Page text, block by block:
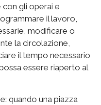
gli operai e
il lavoro,
modificare o
la circolazione,
il tempo necessario
essere riaperto al
quando una piazza